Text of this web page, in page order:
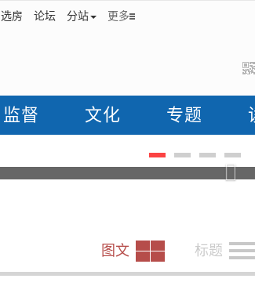
选房 论坛 分站 更多
监督 文化 专题
Next
标题
图文